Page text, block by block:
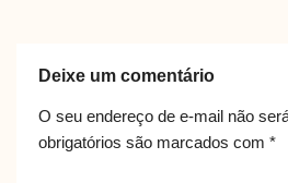
Deixe um comentário
O seu endereço de e-mail não
obrigatórios são marcados com *